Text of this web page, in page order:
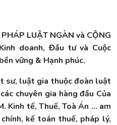
LUẬT NGÀN và CỘNG
doanh, Đầu tư và Cuộc
vững & Hạnh phúc.
sư, luật gia thuộc đoàn luật
chuyên gia hàng đầu Của
Kinh tế, Thuế, Toà Án ... am
kế toán thuế, pháp lý,